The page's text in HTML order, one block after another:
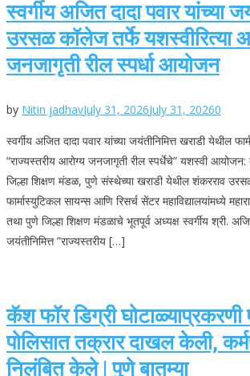
स्वर्गीय अजित दादा पवार यांच्या
उरसळ कॉलेज तर्फे यशस्वीरित्या
जनजागृती रील स्पर्धा आयोजन
by Nitin jadhavJuly 31, 2026July 31, 20260
स्वर्गीय अजित दादा पवार यांच्या जयंतीनिमित्त खराडी येथील
“राज्यस्तरीय आरोग्य जनजागृती रील स्पर्धेचे” यशस्वी
जिल्हा शिक्षण मंडळ, पुणे संस्थेच्या खराडी येथील शंकरराव
फार्मास्युटिकल सायन्स आणि रिसर्च सेंटर महाविद्यालयांमध्ये
तथा पुणे जिल्हा शिक्षण मंडळाचे भूतपूर्व अध्यक्ष स्वर्गीय श्री.
जयंतीनिमित्त ”राज्यस्तरीय […]
कॅश फॉर डिग्री घोटाळ्याप्रकरणी
पोलिसात तक्रार दाखल केली,
निलंबित केले | पुणे बातम्या